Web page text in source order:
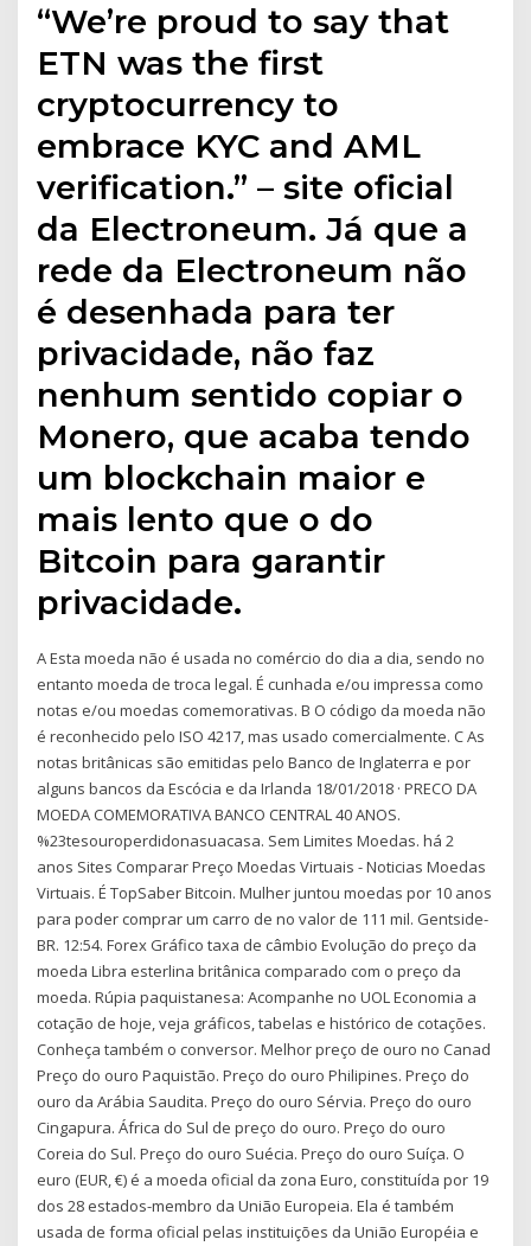
“We’re proud to say that
ETN was the first
cryptocurrency to
embrace KYC and AML
verification.” – site oficial
da Electroneum. Já que a
rede da Electroneum não
é desenhada para ter
privacidade, não faz
nenhum sentido copiar o
Monero, que acaba tendo
um blockchain maior e
mais lento que o do
Bitcoin para garantir
privacidade.
A Esta moeda não é usada no comércio do dia a dia, sendo no
entanto moeda de troca legal. É cunhada e/ou impressa como
notas e/ou moedas comemorativas. B O código da moeda não
é reconhecido pelo ISO 4217, mas usado comercialmente. C As
notas britânicas são emitidas pelo Banco de Inglaterra e por
alguns bancos da Escócia e da Irlanda 18/01/2018 · PRECO DA
MOEDA COMEMORATIVA BANCO CENTRAL 40 ANOS.
%23tesouroperdidonasuacasa. Sem Limites Moedas. há 2
anos Sites Comparar Preço Moedas Virtuais - Noticias Moedas
Virtuais. É TopSaber Bitcoin. Mulher juntou moedas por 10 anos
para poder comprar um carro de no valor de 111 mil. Gentside-
BR. 12:54. Forex Gráfico taxa de câmbio Evolução do preço da
moeda Libra esterlina britânica comparado com o preço da
moeda. Rúpia paquistanesa: Acompanhe no UOL Economia a
cotação de hoje, veja gráficos, tabelas e histórico de cotações.
Conheça também o conversor. Melhor preço de ouro no Canad
Preço do ouro Paquistão. Preço do ouro Philipines. Preço do
ouro da Arábia Saudita. Preço do ouro Sérvia. Preço do ouro
Cingapura. África do Sul de preço do ouro. Preço do ouro
Coreia do Sul. Preço do ouro Suécia. Preço do ouro Suíça. O
euro (EUR, €) é a moeda oficial da zona Euro, constituída por 19
dos 28 estados-membro da União Europeia. Ela é também
usada de forma oficial pelas instituições da União Européia e